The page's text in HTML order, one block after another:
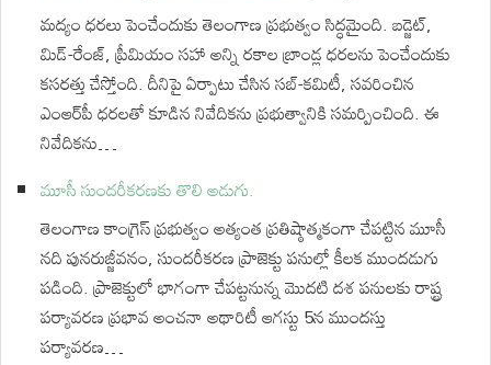
మద్యం ధరలు పెంచేందుకు తెలంగాణ ప్రభుత్వం సిద్ధమైంది. బడ్జెట్,
మిడ్-రేంజ్, ప్రీమియం సహా అన్ని రకాల బ్రాండ్ల ధరలను పెంచేందుకు
కసరత్తు చేస్తోంది. దీనిపై ఏర్పాటు చేసిన సబ్-కమిటీ, సవరించిన
ఎంఆర్‌పీ ధరలతో కూడిన నివేదికను ప్రభుత్వానికి సమర్పించింది. ఈ
నివేదికను…
మూసీ సుందరీకరణకు తొలి అడుగు.
తెలంగాణ కాంగ్రెస్ ప్రభుత్వం అత్యంత ప్రతిష్ఠాత్మకంగా చేపట్టిన మూసీ
నది పునరుజ్జీవనం, సుందరీకరణ ప్రాజెక్టు పనుల్లో కీలక ముందడుగు
పడింది. ప్రాజెక్టులో భాగంగా చేపట్టనున్న మొదటి దశ పనులకు రాష్ట్ర
పర్యావరణ ప్రభావ అంచనా అథారిటీ ఆగస్టు 5న ముందస్తు
పర్యావరణ…